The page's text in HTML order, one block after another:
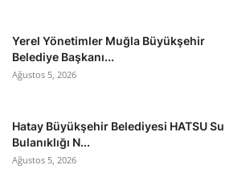
Yerel Yönetimler Muğla Büyükşehir
Belediye Başkanı...
Ağustos 5, 2026
Hatay Büyükşehir Belediyesi HATSU Su
Bulanıklığı N...
Ağustos 5, 2026